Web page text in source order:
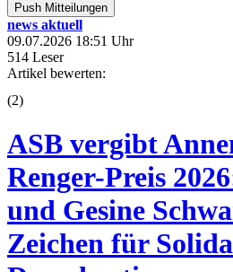
Push Mitteilungen
news aktuell
09.07.2026 18:51 Uhr
514 Leser
Artikel bewerten:
(2)
ASB vergibt
Renger-Preis
und Gesine
Zeichen für